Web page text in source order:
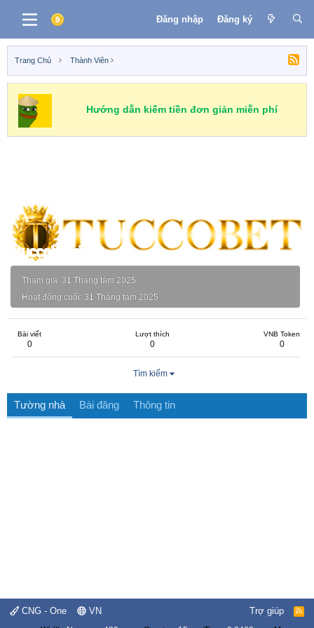
Đăng nhập Đăng ký
Trang Chủ Thành Viên
Hướng dẫn kiếm tiền đơn giản miễn phí
tuccobetgiris3
Tham gia 31 Tháng tám 2025
Hoạt động cuối 31 Tháng tám 2025
Bài viết
0
Lượt thích
0
VNB Token
0
Tìm kiếm
Tường nhà Bài đăng Thông tin
CNG - One VN Trợ giúp
R